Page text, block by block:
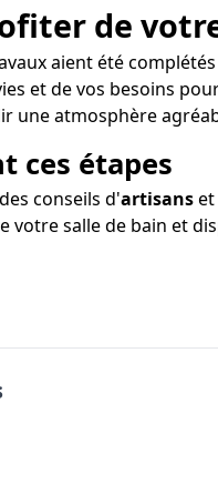
de
aient été
et de vos besoins
une atmosphère
ces étapes
conseils d'artisans
votre salle de bain et